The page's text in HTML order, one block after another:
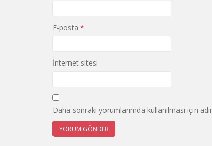
E-posta *
İnternet sitesi
Daha sonraki yorumlarımda kullanılması için